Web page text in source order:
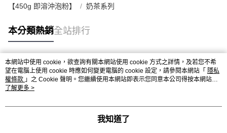
【450g 即溶沖泡粉】 奶茶系列
本分類熱銷全站排行
熱門標籤
本網站中使用 cookie，欲查詢有關本網站使用 cookie 方式之詳情，及若您不希
望在電腦上使用 cookie 時應如何變更電腦的 cookie 設定，請參閱本網站「 隱私
權條款 」之 Cookie 聲明。您繼續使用本網站即表示您同意本公司得按本網站使
用條款之 Cookie 聲明使用 cookie。
了解更多 >
我知道了